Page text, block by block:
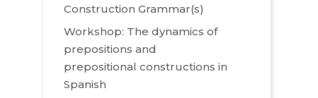
Construction Grammar(s)
Workshop: The dynamics of
prepositions and
prepositional constructions in
Spanish